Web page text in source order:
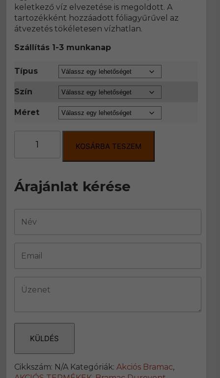
keletkező víz elvezetése is megoldott. A
tartozékként hozzáadott fóliagyűrűvel az
átvezetés tökéletesen vízhatlan.
Szállítás 1-3 munkanap
Típus
Szín
Méret
helyiség-
kiszellőztető
fóliagyűrűvel
sík
cserepekhez
mennyiség
KOSÁRBA TESZEM
Árajánlat kérése
KÜLDÉS
Cikkszám: N/A Kategóriák:Akciós Bramac,